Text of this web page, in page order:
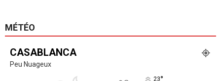
MÉTÉO
CASABLANCA
Peu Nuageux
23